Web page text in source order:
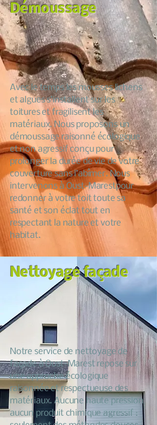
Démoussage
Avec le temps les mousses lichens
et algues s’installent sur les
toitures et fragilisent les
matériaux. Nous proposons un
démoussage raisonné écologique
et non agressif conçu pour
prolonger la durée de vie de votre
couverture sans l’abîmer. Nous
intervenons à Oust-Marestpour
redonner à votre toit toute sa
santé et son éclat tout en
respectant la nature et votre
habitat.
Nettoyage façade
Notre service de nettoyage de
façade à Oust-Marest repose sur
une approche écologique
raisonnée et respectueuse des
matériaux. Aucune haute pression
aucun produit chimique agressif :